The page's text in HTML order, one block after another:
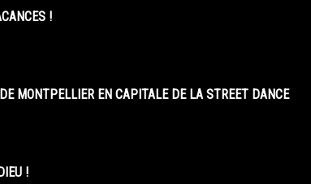
!
MONTPELLIER EN CAPITALE DE LA STREET DANCE
!